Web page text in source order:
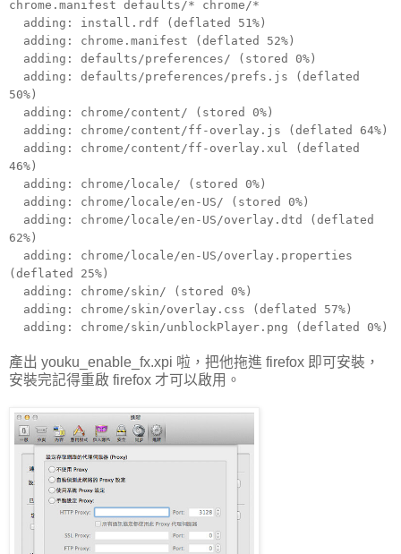
chrome.manifest defaults/* chrome/*
adding: install.rdf (deflated 51%)
adding: chrome.manifest (deflated 52%)
adding: defaults/preferences/ (stored 0%)
adding: defaults/preferences/prefs.js (deflated
50%)
adding: chrome/content/ (stored 0%)
adding: chrome/content/ff-overlay.js (deflated 64%)
adding: chrome/content/ff-overlay.xul (deflated
46%)
adding: chrome/locale/ (stored 0%)
adding: chrome/locale/en-US/ (stored 0%)
adding: chrome/locale/en-US/overlay.dtd (deflated
62%)
adding: chrome/locale/en-US/overlay.properties
(deflated 25%)
adding: chrome/skin/ (stored 0%)
adding: chrome/skin/overlay.css (deflated 57%)
adding: chrome/skin/unblockPlayer.png (deflated 0%)
產出 youku_enable_fx.xpi 啦，把他拖進 firefox 即可安裝，
安裝完記得重啟 firefox 才可以啟用。